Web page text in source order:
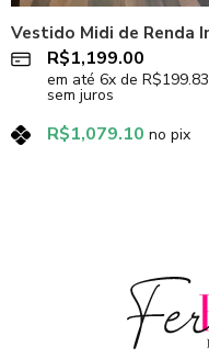
R$1,199.00
em até 6x de R$199.83
sem juros
R$1,079.10 no pix